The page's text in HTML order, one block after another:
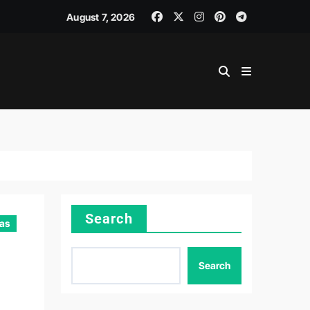
August 7, 2026
Search
Search